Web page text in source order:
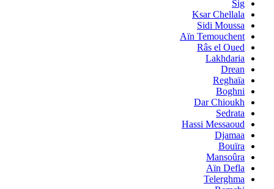
Sig
Ksar Chellala
Sidi Moussa
Aïn Temouchent
Râs el Oued
Lakhdaria
Drean
Reghaïa
Boghni
Dar Chioukh
Sedrata
Hassi Messaoud
Djamaa
Bouïra
Mansoûra
Aïn Defla
Telerghma